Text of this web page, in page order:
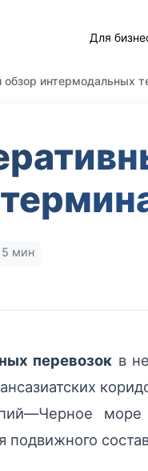
Для
интермодальных
мин
перевозок в
море
подвижного